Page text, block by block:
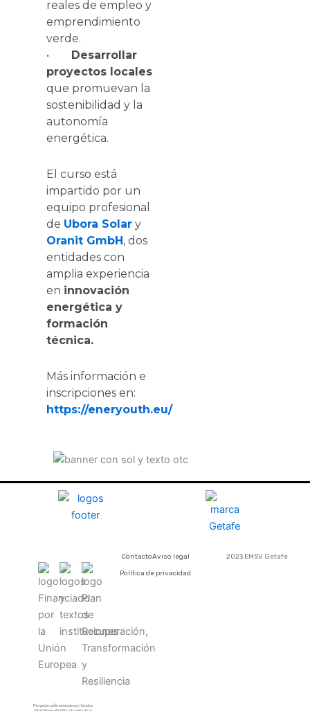
reales de empleo y
emprendimiento
verde.
• Desarrollar
proyectos locales
que promuevan la
sostenibilidad y la
autonomía
energética.
El curso está
impartido por un
equipo profesional
de Ubora Solar y
Oranit GmbH, dos
entidades con
amplia experiencia
en innovación
energética y
formación
técnica.
Más información e
inscripciones en:
https://eneryouth.eu/
Proyecto cofinanciado con fondos
ContactoAviso legal
Política de privacidad
2023 EMSV Getafe